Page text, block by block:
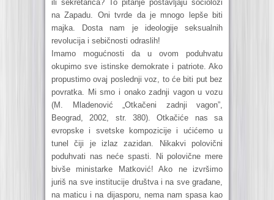
ili sekretarica? To pitanje postavljaju sociolozi
na Zapadu. Oni tvrde da je mnogo lepše biti
majka. Dosta nam je ideologije seksualnih
revolucija i sebičnosti odraslih!
Imamo mogućnosti da u ovom poduhvatu
okupimo sve istinske demokrate i patriote. Ako
propustimo ovaj poslednji voz, to će biti put bez
povratka. Mi smo i onako zadnji vagon u vozu
(M. Mladenović „Otkačeni zadnji vagon”,
Beograd, 2002, str. 380). Otkačiće nas sa
evropske i svetske kompozicije i ućićemo u
tunel čiji je izlaz zazidan. Nikakvi polovični
poduhvati nas neće spasti. Ni polovične mere
bivše ministarke Matković! Ako ne izvršimo
juriš na sve institucije društva i na sve građane,
na maticu i na dijasporu, nema nam spasa kao